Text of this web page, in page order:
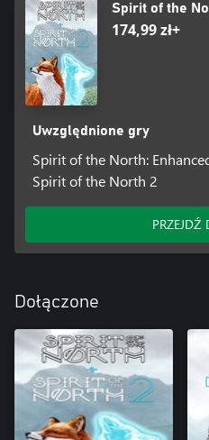
Spirit of the
174,99 zł+
Uwzględnione gry
Spirit of the North:
Spirit of the North 2
PRZEJDŹ
Dołączone